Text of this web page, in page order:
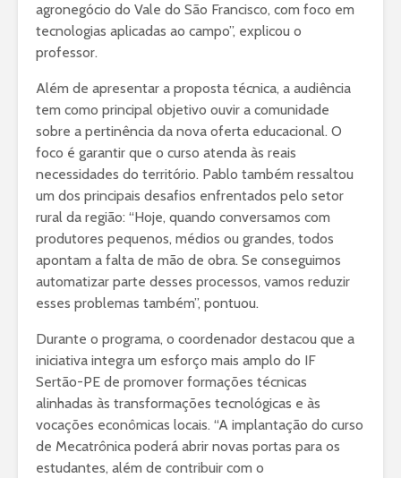
agronegócio do Vale do São Francisco, com foco em
tecnologias aplicadas ao campo”, explicou o
professor.
Além de apresentar a proposta técnica, a audiência
tem como principal objetivo ouvir a comunidade
sobre a pertinência da nova oferta educacional. O
foco é garantir que o curso atenda às reais
necessidades do território. Pablo também ressaltou
um dos principais desafios enfrentados pelo setor
rural da região: “Hoje, quando conversamos com
produtores pequenos, médios ou grandes, todos
apontam a falta de mão de obra. Se conseguimos
automatizar parte desses processos, vamos reduzir
esses problemas também”, pontuou.
Durante o programa, o coordenador destacou que a
iniciativa integra um esforço mais amplo do IF
Sertão-PE de promover formações técnicas
alinhadas às transformações tecnológicas e às
vocações econômicas locais. “A implantação do curso
de Mecatrônica poderá abrir novas portas para os
estudantes, além de contribuir com o